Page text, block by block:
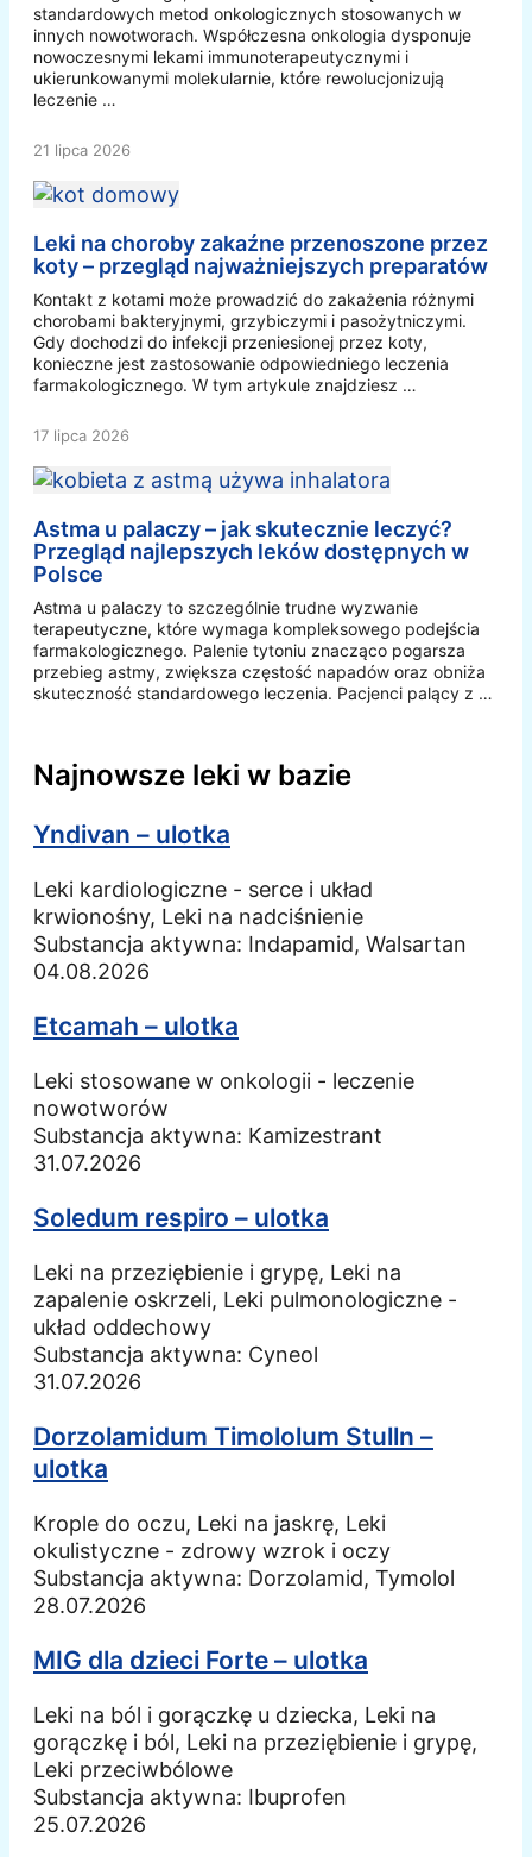
standardowych metod onkologicznych stosowanych w
innych nowotworach. Współczesna onkologia dysponuje
nowoczesnymi lekami immunoterapeutycznymi i
ukierunkowanymi molekularnie, które rewolucjonizują
leczenie …
21 lipca 2026
Leki na choroby zakaźne przenoszone przez
koty – przegląd najważniejszych preparatów
Kontakt z kotami może prowadzić do zakażenia różnymi
chorobami bakteryjnymi, grzybiczymi i pasożytniczymi.
Gdy dochodzi do infekcji przeniesionej przez koty,
konieczne jest zastosowanie odpowiedniego leczenia
farmakologicznego. W tym artykule znajdziesz …
17 lipca 2026
Astma u palaczy – jak skutecznie leczyć?
Przegląd najlepszych leków dostępnych w
Polsce
Astma u palaczy to szczególnie trudne wyzwanie
terapeutyczne, które wymaga kompleksowego podejścia
farmakologicznego. Palenie tytoniu znacząco pogarsza
przebieg astmy, zwiększa częstość napadów oraz obniża
skuteczność standardowego leczenia. Pacjenci palący z …
Najnowsze leki w bazie
Yndivan – ulotka
Leki kardiologiczne - serce i układ
krwionośny, Leki na nadciśnienie
Substancja aktywna: Indapamid, Walsartan
04.08.2026
Etcamah – ulotka
Leki stosowane w onkologii - leczenie
nowotworów
Substancja aktywna: Kamizestrant
31.07.2026
Soledum respiro – ulotka
Leki na przeziębienie i grypę, Leki na
zapalenie oskrzeli, Leki pulmonologiczne -
układ oddechowy
Substancja aktywna: Cyneol
31.07.2026
Dorzolamidum Timololum Stulln –
ulotka
Krople do oczu, Leki na jaskrę, Leki
okulistyczne - zdrowy wzrok i oczy
Substancja aktywna: Dorzolamid, Tymolol
28.07.2026
MIG dla dzieci Forte – ulotka
Leki na ból i gorączkę u dziecka, Leki na
gorączkę i ból, Leki na przeziębienie i grypę,
Leki przeciwbólowe
Substancja aktywna: Ibuprofen
25.07.2026